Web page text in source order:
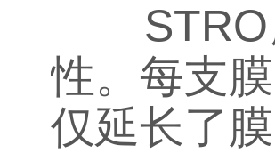
STRO
性。每支
仅延长了